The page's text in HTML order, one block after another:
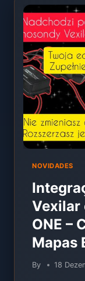
–
E
NOVIDADES
Vexilar
ONE –
Mapas
By 18